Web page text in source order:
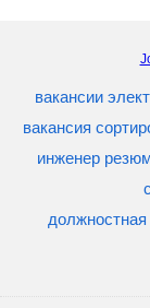
вакансии
вакансия
инженер
должностная